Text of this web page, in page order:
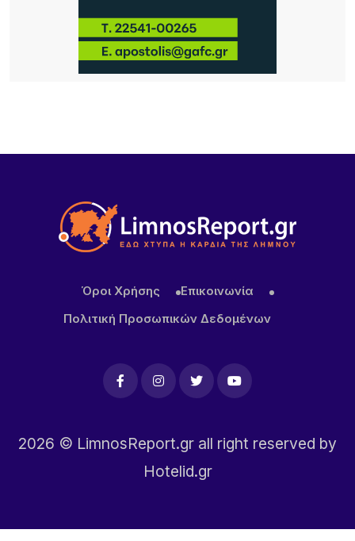
Το τραγικό περιστατικό με το αγριογούρουνο
προβληματίζει – Μήπως ήρθε η ώρα να δούμε
σοβαρά και το ζήτημα των ελαφιών στη Λήμνο;
Όροι Χρήσης
Επικοινωνία
Πολιτική Προσωπικών Δεδομένων
2026 © LimnosReport.gr all right reserved by
Hotelid.gr